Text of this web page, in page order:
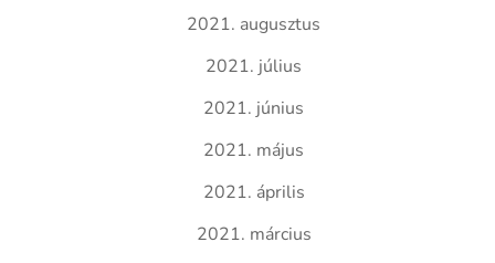
2021. augusztus
2021. július
2021. június
2021. május
2021. április
2021. március